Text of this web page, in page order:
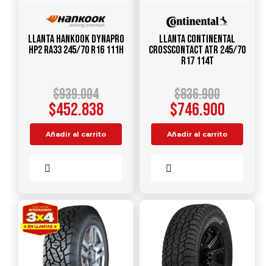
Llanta HANKOOK Dynapro
HP2 RA33 245/70 R16 111H
$939.004
$452.838
Añadir al carrito
Llanta CONTINENTAL
CrossContact ATR 245/70
R17 114T
$836.900
$746.900
Añadir al carrito